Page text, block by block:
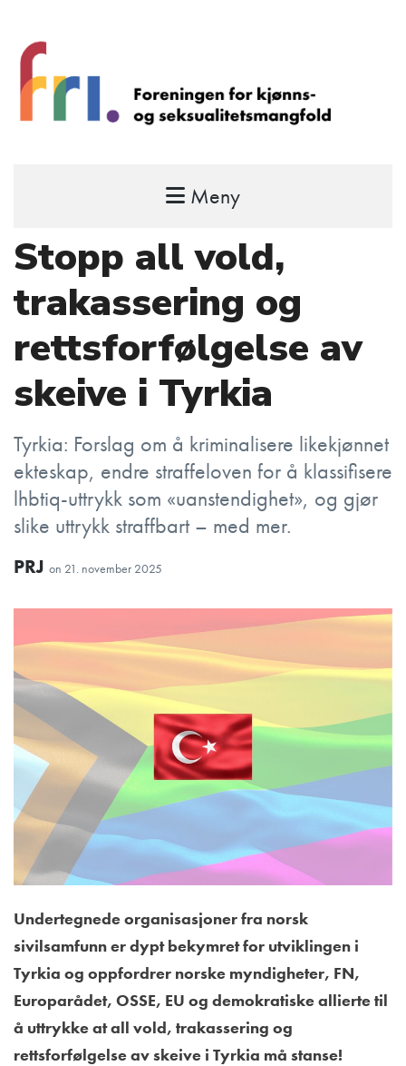
FRI – foreningen for kjønns- og
STÅ OPP FOR RETTEN TIL Å VÆRE FRI
Meny
Stopp all vold,
trakassering og
rettsforfølgelse av
skeive i Tyrkia
Tyrkia: Forslag om å kriminalisere likekjønnet
ekteskap, endre straffeloven for å klassifisere
lhbtiq-uttrykk som «uanstendighet», og gjør
slike uttrykk straffbart – med mer.
PRJ on 21. november 2025
Undertegnede organisasjoner fra norsk
sivilsamfunn er dypt bekymret for utviklingen i
Tyrkia og oppfordrer norske myndigheter, FN,
Europarådet, OSSE, EU og demokratiske allierte til
å uttrykke at all vold, trakassering og
rettsforfølgelse av skeive i Tyrkia må stanse!